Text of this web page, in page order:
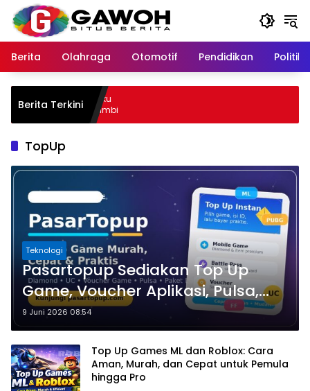
Langsung
konten
Berita
Olahraga Otomotif Pendidikan Politik
Berita Terkini
Tangkap Pelaku
Kabur ke Jambi
TopUp
Teknologi
Pasartopup Sediakan Top Up
Game, Voucher Aplikasi, Pulsa,
dan Paket Data
9 Juni 2026 08:54
Top Up Games ML dan Roblox: Cara
Aman, Murah, dan Cepat untuk Pemula
hingga Pro